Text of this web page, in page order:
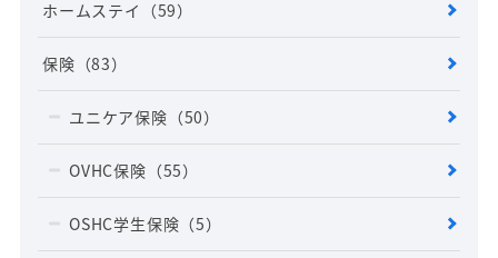
ホームステイ （59）
保険 （83）
ユニケア保険 （50）
OVHC保険 （55）
OSHC学生保険 （5）